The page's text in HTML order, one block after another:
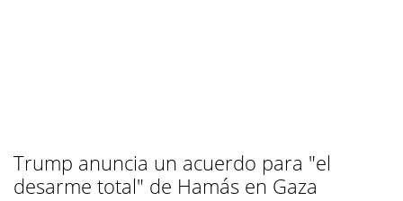
Trump anuncia un acuerdo para "el
desarme total" de Hamás en Gaza